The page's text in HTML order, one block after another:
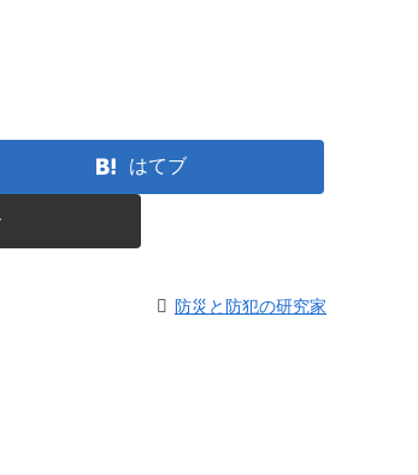
はてブ
防災と防犯の研究家